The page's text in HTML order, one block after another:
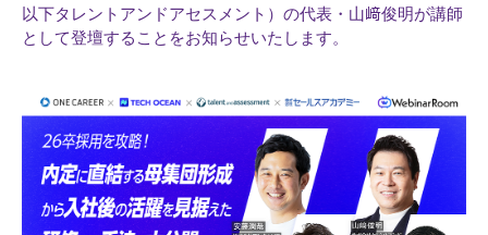
以下タレントアンドアセスメント）の代表・山﨑俊明が講師
として登壇することをお知らせいたします。